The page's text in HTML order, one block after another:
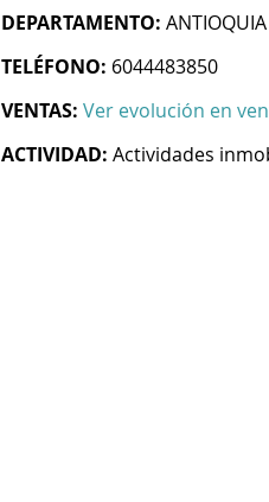
DEPARTAMENTO: ANTIOQUIA
TELÉFONO: 6044483850
VENTAS: Ver evolución en
ACTIVIDAD: Actividades